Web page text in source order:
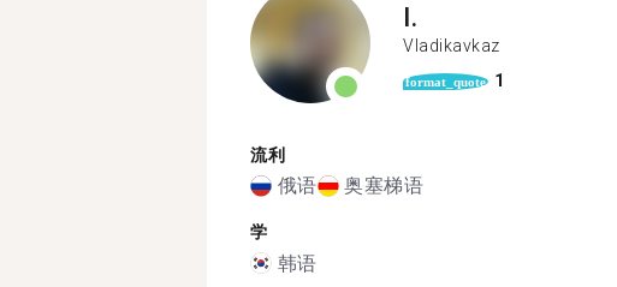
I.
Vladikavkaz
format_quote 1
流利
俄语 奥塞梯语
学
韩语